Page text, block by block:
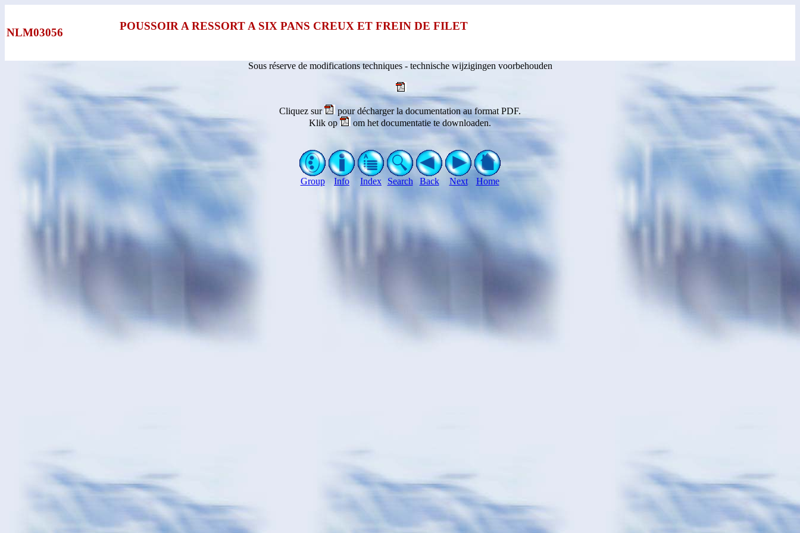
NLM03056
POUSSOIR A RESSORT A SIX PANS CREUX ET FREIN DE FILET
Sous réserve de modifications techniques - technische wijzigingen voorbehouden
Cliquez sur
pour décharger la documentation au format PDF.
Klik op
om het documentatie te downloaden.
Group Info Index Search Back Next Home